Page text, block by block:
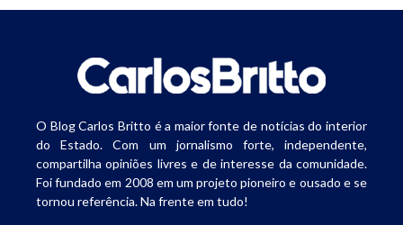
O Blog Carlos Britto é a maior fonte de notícias do interior
do Estado. Com um jornalismo forte, independente,
compartilha opiniões livres e de interesse da comunidade.
Foi fundado em 2008 em um projeto pioneiro e ousado e se
tornou referência. Na frente em tudo!